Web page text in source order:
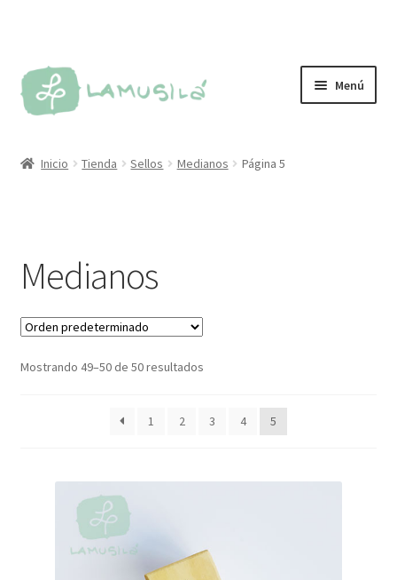
Ir
a
la
Ir
al
contenido
Menú
Sellos
Kit de sellos
Tintas y almohadillas
Inicio Tienda Sellos Medianos Página 5
Medianos
Mostrando 49–50 de 50 resultados
1 2 3 4 5